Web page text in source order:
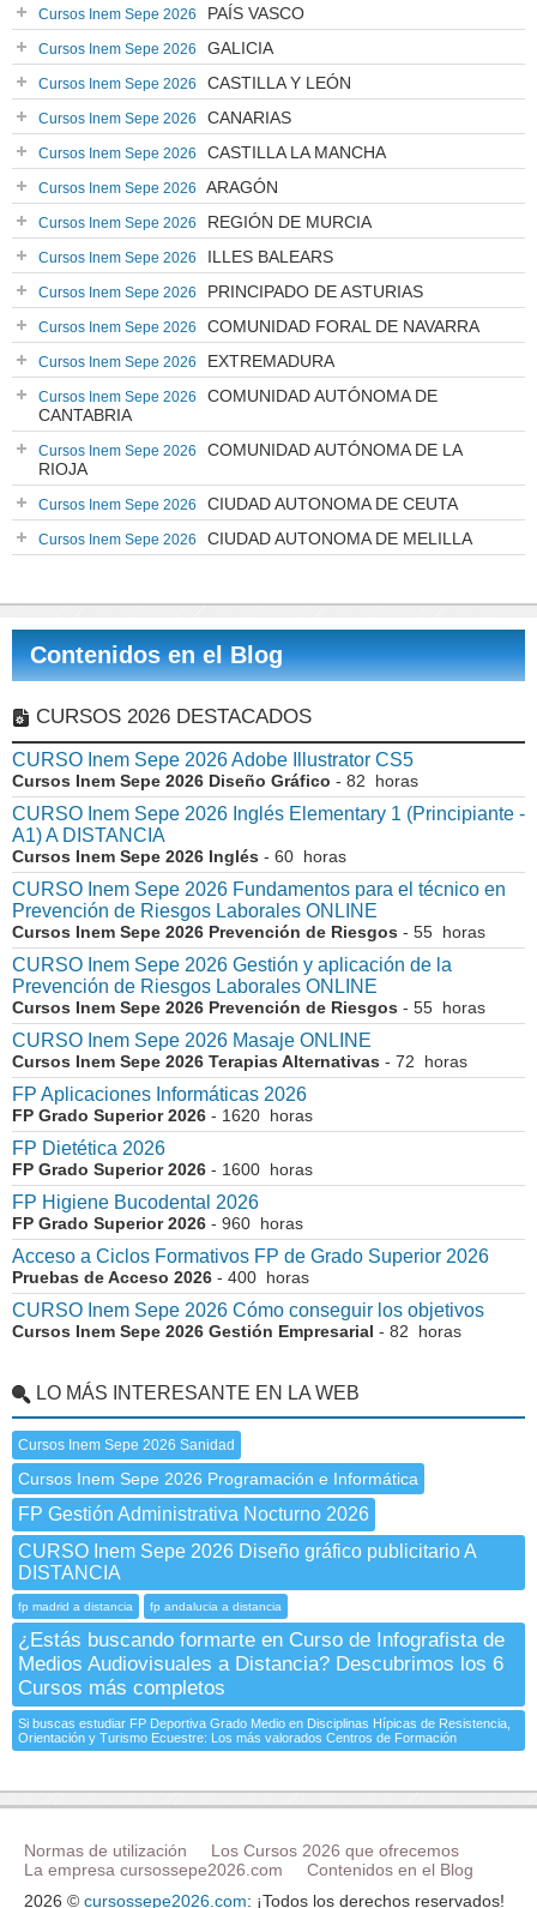
Cursos Inem Sepe 2026 PAÍS VASCO
Cursos Inem Sepe 2026 GALICIA
Cursos Inem Sepe 2026 CASTILLA Y LEÓN
Cursos Inem Sepe 2026 CANARIAS
Cursos Inem Sepe 2026 CASTILLA LA MANCHA
Cursos Inem Sepe 2026 ARAGÓN
Cursos Inem Sepe 2026 REGIÓN DE MURCIA
Cursos Inem Sepe 2026 ILLES BALEARS
Cursos Inem Sepe 2026 PRINCIPADO DE ASTURIAS
Cursos Inem Sepe 2026 COMUNIDAD FORAL DE NAVARRA
Cursos Inem Sepe 2026 EXTREMADURA
Cursos Inem Sepe 2026
COMUNIDAD AUTÓNOMA DE
CANTABRIA
Cursos Inem Sepe 2026
COMUNIDAD AUTÓNOMA DE LA
RIOJA
Cursos Inem Sepe 2026 CIUDAD AUTONOMA DE CEUTA
Cursos Inem Sepe 2026 CIUDAD AUTONOMA DE MELILLA
Contenidos en el Blog
CURSOS 2026 DESTACADOS
CURSO Inem Sepe 2026 Adobe Illustrator CS5
Cursos Inem Sepe 2026 Diseño Gráfico - 82 horas
CURSO Inem Sepe 2026 Inglés Elementary 1 (Principiante -
A1) A DISTANCIA
Cursos Inem Sepe 2026 Inglés - 60 horas
CURSO Inem Sepe 2026 Fundamentos para el técnico en
Prevención de Riesgos Laborales ONLINE
Cursos Inem Sepe 2026 Prevención de Riesgos - 55 horas
CURSO Inem Sepe 2026 Gestión y aplicación de la
Prevención de Riesgos Laborales ONLINE
Cursos Inem Sepe 2026 Prevención de Riesgos - 55 horas
CURSO Inem Sepe 2026 Masaje ONLINE
Cursos Inem Sepe 2026 Terapias Alternativas - 72 horas
FP Aplicaciones Informáticas 2026
FP Grado Superior 2026 - 1620 horas
FP Dietética 2026
FP Grado Superior 2026 - 1600 horas
FP Higiene Bucodental 2026
FP Grado Superior 2026 - 960 horas
Acceso a Ciclos Formativos FP de Grado Superior 2026
Pruebas de Acceso 2026 - 400 horas
CURSO Inem Sepe 2026 Cómo conseguir los objetivos
Cursos Inem Sepe 2026 Gestión Empresarial - 82 horas
LO MÁS INTERESANTE EN LA WEB
Cursos Inem Sepe 2026 Sanidad
Cursos Inem Sepe 2026 Programación e Informática
FP Gestión Administrativa Nocturno 2026
CURSO Inem Sepe 2026 Diseño gráfico publicitario A
DISTANCIA
fp madrid a distancia fp andalucia a distancia
¿Estás buscando formarte en Curso de Infografista de
Medios Audiovisuales a Distancia? Descubrimos los 6
Cursos más completos
Si buscas estudiar FP Deportiva Grado Medio en Disciplinas Hípicas de Resistencia,
Orientación y Turismo Ecuestre: Los más valorados Centros de Formación
Normas de utilización
Los Cursos 2026 que ofrecemos
La empresa cursossepe2026.com
Contenidos en el Blog
2026 © cursossepe2026.com: ¡Todos los derechos reservados!